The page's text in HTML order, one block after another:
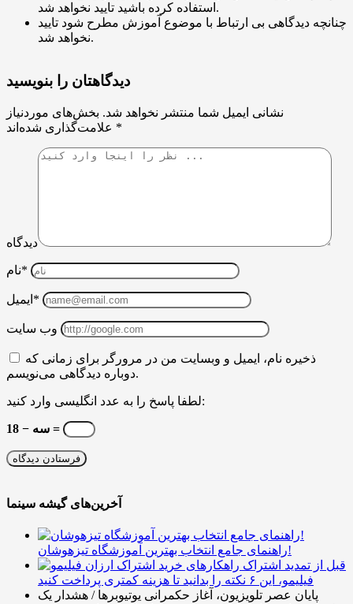
استفاده کرده باشید تایید نخواهد شد.
چنانچه دیدگاهی بی ارتباط با موضوع آموزش مطرح شود تایید
نخواهد شد.
دیدگاهتان را بنویسید
نشانی ایمیل شما منتشر نخواهد شد. بخش‌های موردنیاز
*
دیدگاه
نام*
ایمیل*
وب سایت
ذخیره نام، ایمیل و وبسایت من در مرورگر برای زمانی که
دوباره دیدگاهی می‌نویسم.
لطفا پاسخ را به عدد انگلیسی وارد کنید:
18 − سه =
آخرین‌های گیشه سینما
راهنمای جامع انتخاب بهترین آموزشگاه تیزهوشان!
قبل از تمدید اشتراک
فیلیمو، این ۶ نکته را بدانید تا هزینه کمتری پرداخت کنید
پایان عصر تلویزیون، آغاز حکمرانی یوتیوبرها / هشدار یک